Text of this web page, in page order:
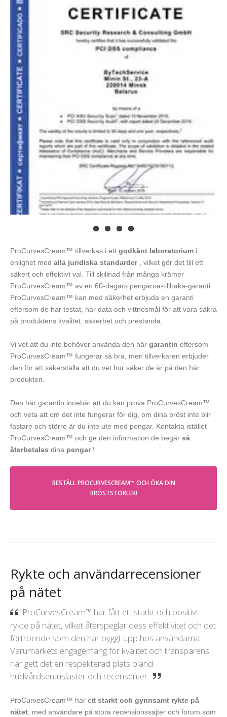
ProCurvesCream™ tillverkas i ett godkänt laboratorium i
enlighet med alla juridiska standarder, vilket gör det till ett
säkert och effektivt val. Till skillnad från många krämer
ProCurvesCream™ av en 60-dagars pengarna-tillbaka-garanti.
ProCurvesCream™ kan med säkerhet erbjuda en garanti
eftersom de har testat, har data och vittnesmål för att vara säkra
på produktens kvalitet, säkerhet och prestanda.
Vi vet att du inte behöver använda den här garantin eftersom
ProCurvesCream™ fungerar så bra, men tillverkaren erbjuder
den för att säkerställa att du vet hur säker de är på den här
produkten.
Den här garantin innebär att du kan prova ProCurvesCream™
och veta att om det inte fungerar för dig, om dina bröst inte blir
fastare och större är du inte ute med pengar. Kontakta istället
ProCurvesCream™ och ge den information de begär så
återbetalas dina pengar!
BESTÄLL PROCURVESCREAM™ OCH ÖKA DIN
BRÖSTSTORLEK!
Rykte och användarrecensioner
på nätet
ProCurvesCream™ har fått ett starkt och positivt
rykte på nätet, vilket återspeglar dess effektivitet och det
förtroende som den har byggt upp hos användarna.
Varumärkets engagemang för kvalitet och transparens
har gett det en respekterad plats bland
hudvårdsentusiaster och recensenter.
ProCurvesCream™ har ett starkt och gynnsamt rykte på
nätet, med användare på stora recensionssajter och forum som